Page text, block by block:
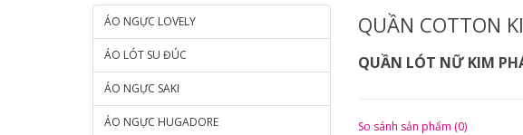
ÁO NGỰC LOVELY
ÁO LÓT SU ĐÚC
ÁO NGỰC SAKI
ÁO NGỰC HUGADORE
QUẦN COTTON
QUẦN LÓT NỮ KIM
So sánh sản phẩm (0)